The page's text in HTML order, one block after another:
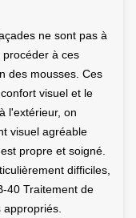
ne sont pas à
procéder à ces
des mousses. Ces
visuel et le
l'extérieur, on
visuel agréable
propre et soigné.
difficiles,
40 Traitement de